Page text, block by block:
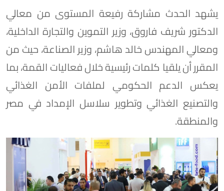
يشهد الحدث مشاركة رفيعة المستوى من معالي
الدكتور شريف فاروق، وزير التموين والتجارة الداخلية،
ومعالي المهندس خالد هاشم، وزير الصناعة، حيث من
المقرر أن يلقيا كلمات رئيسية خلال فعاليات القمة، بما
يعكس الدعم الحكومي لملفات الأمن الغذائي
والتصنيع الغذائي وتطوير سلاسل الإمداد في مصر
والمنطقة.